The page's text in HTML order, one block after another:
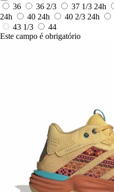
36
36 2/3 37 1/3 24h
24h
40 24h 40 2/3 24h
43 1/3
44
Este campo é obrigatório